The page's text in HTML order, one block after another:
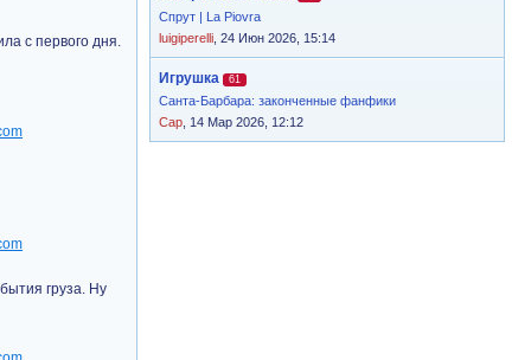
Спрут | La Piovra
luigiperelli , 24 Июн 2026, 15:14
Игрушка 61
Санта-Барбара: законченные фанфики
Cap , 14 Мар 2026, 12:12
с первого дня.
груза. Ну